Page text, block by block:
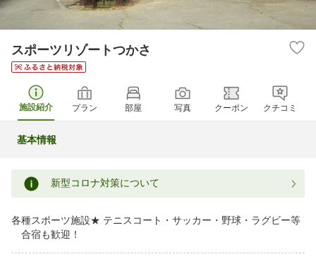
スポーツリゾートつかさ
施設紹介 プラン 部屋 写真 クーポン クチコミ
基本情報
新型コロナ対策について
各種スポーツ施設★ テニスコート・サッカー・野球・ラグビー等
合宿も歓迎！